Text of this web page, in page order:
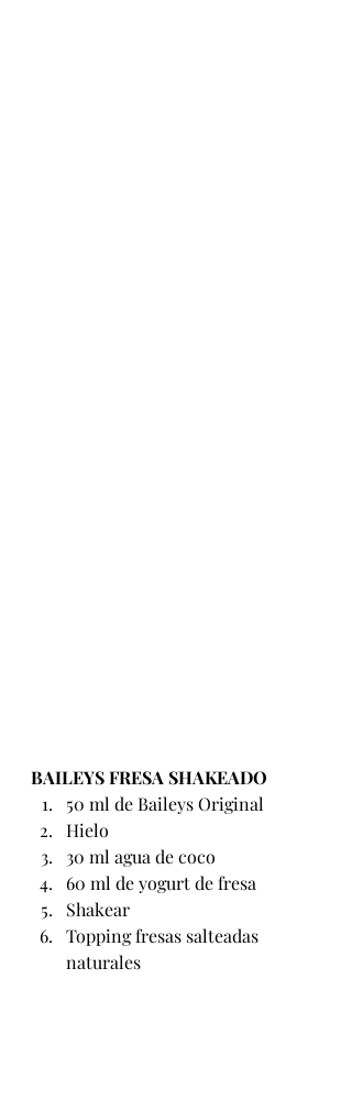
BAILEYS FRESA SHAKEADO
50 ml de Baileys Original
Hielo
30 ml agua de coco
60 ml de yogurt de fresa
Shakear
Topping fresas salteadas
naturales